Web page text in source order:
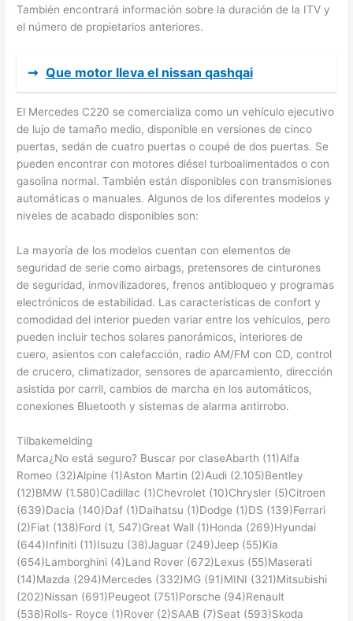
También encontrará información sobre la duración de la ITV y
el número de propietarios anteriores.
➞ Que motor lleva el nissan qashqai
El Mercedes C220 se comercializa como un vehículo ejecutivo
de lujo de tamaño medio, disponible en versiones de cinco
puertas, sedán de cuatro puertas o coupé de dos puertas. Se
pueden encontrar con motores diésel turboalimentados o con
gasolina normal. También están disponibles con transmisiones
automáticas o manuales. Algunos de los diferentes modelos y
niveles de acabado disponibles son:
La mayoría de los modelos cuentan con elementos de
seguridad de serie como airbags, pretensores de cinturones
de seguridad, inmovilizadores, frenos antibloqueo y programas
electrónicos de estabilidad. Las características de confort y
comodidad del interior pueden variar entre los vehículos, pero
pueden incluir techos solares panorámicos, interiores de
cuero, asientos con calefacción, radio AM/FM con CD, control
de crucero, climatizador, sensores de aparcamiento, dirección
asistida por carril, cambios de marcha en los automáticos,
conexiones Bluetooth y sistemas de alarma antirrobo.
Tilbakemelding
Marca¿No está seguro? Buscar por claseAbarth (11)Alfa
Romeo (32)Alpine (1)Aston Martin (2)Audi (2.105)Bentley
(12)BMW (1.580)Cadillac (1)Chevrolet (10)Chrysler (5)Citroen
(639)Dacia (140)Daf (1)Daihatsu (1)Dodge (1)DS (139)Ferrari
(2)Fiat (138)Ford (1, 547)Great Wall (1)Honda (269)Hyundai
(644)Infiniti (11)Isuzu (38)Jaguar (249)Jeep (55)Kia
(654)Lamborghini (4)Land Rover (672)Lexus (55)Maserati
(14)Mazda (294)Mercedes (332)MG (91)MINI (321)Mitsubishi
(202)Nissan (691)Peugeot (751)Porsche (94)Renault
(538)Rolls- Royce (1)Rover (2)SAAB (7)Seat (593)Skoda